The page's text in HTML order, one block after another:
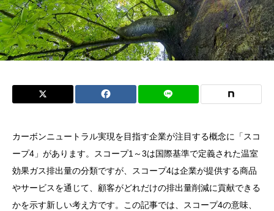
カーボンニュートラル実現を目指す企業が注目する概念に「スコ
ープ4」があります。スコープ1～3は国際基準で定義された温室
効果ガス排出量の分類ですが、スコープ4は企業が提供する商品
やサービスを通じて、顧客がどれだけの排出量削減に貢献できる
かを示す新しい考え方です。この記事では、スコープ4の意味、